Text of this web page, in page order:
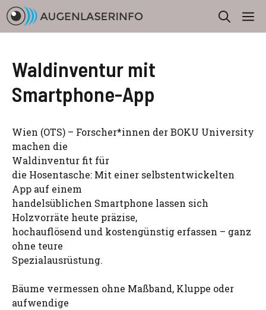
Zum
Inhalt
springen
Waldinventur mit
Smartphone-App
Wien (OTS) – Forscher*innen der BOKU University
machen die
Waldinventur fit für
die Hosentasche: Mit einer selbstentwickelten
App auf einem
handelsüblichen Smartphone lassen sich
Holzvorräte heute präzise,
hochauflösend und kostengünstig erfassen – ganz
ohne teure
Spezialausrüstung.
Bäume vermessen ohne Maßband, Kluppe oder
aufwendige